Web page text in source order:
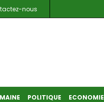
nous
POLITIQUE ECONOMIE